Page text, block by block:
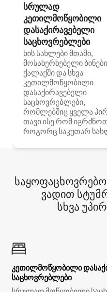
სრულად
კეთილმოწყობილი
დასაქირავებელი
საცხოვრებლები
ხის სახლები მთაში,
მოსახერხებელი ბინები
ქალაქში და სხვა
კეთილმოწყობილი
დასაქირავებელი
საცხოვრებლები,
რომლებშიც ყველა
თავი ისე რომ
როგორც საკუთარ
ვადით
სხვა
კეთილმოწყობილი
საცხოვრებლები